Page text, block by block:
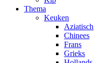
Thema
Keuken
Aziatisch
Chinees
Frans
Grieks